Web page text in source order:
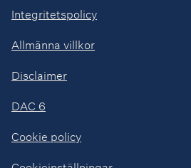
Integritetspolicy
Allmänna villkor
Disclaimer
DAC 6
Cookie policy